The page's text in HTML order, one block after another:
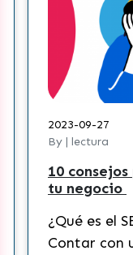
2023-09-27
By | lectura
10
tu negocio
¿Qué es el
Contar con